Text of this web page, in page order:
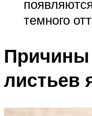
темного
Причины
листьев